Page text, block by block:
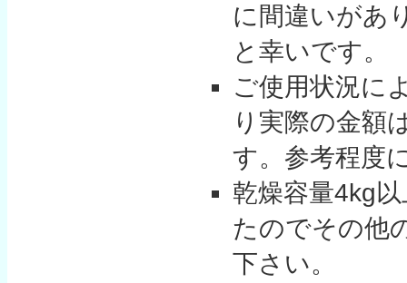
に間違いがあ
と幸いです。
ご使用状況に
り実際の金額
す。参考程度
乾燥容量4kg
たのでその他
下さい。